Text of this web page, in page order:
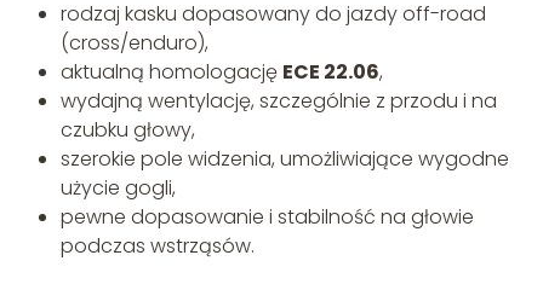
rodzaj kasku dopasowany do jazdy off-road
(cross/enduro),
aktualną homologację ECE 22.06,
wydajną wentylację, szczególnie z przodu i na
czubku głowy,
szerokie pole widzenia, umożliwiające wygodne
użycie gogli,
pewne dopasowanie i stabilność na głowie
podczas wstrząsów.